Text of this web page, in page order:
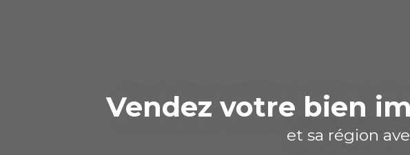
Vendez votre bien
et sa région